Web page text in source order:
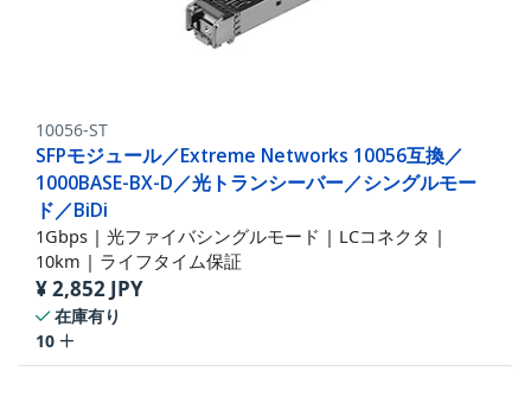
10056-ST
SFPモジュール／Extreme Networks 10056互換／
1000BASE-BX-D／光トランシーバー／シングルモー
ド／BiDi
1Gbps | 光ファイバシングルモード | LCコネクタ |
10km | ライフタイム保証
¥2,852 JPY
在庫有り
10